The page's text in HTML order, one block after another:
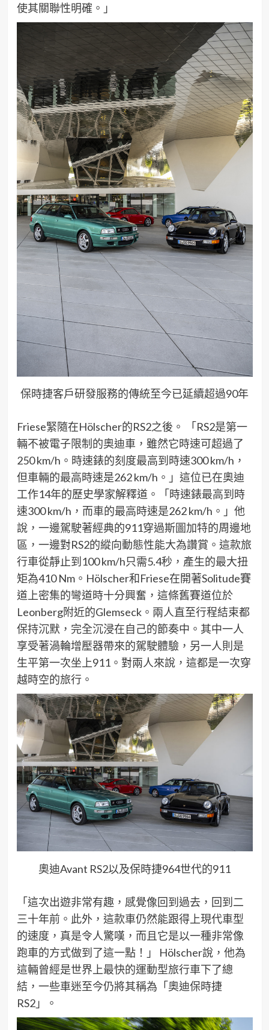
使其關聯性明確。」
保時捷客戶研發服務的傳統至今已延續超過90年
Friese緊隨在Hölscher的RS2之後。 「RS2是第一
輛不被電子限制的奧迪車，雖然它時速可超過了
250 km/h 。時速錶的刻度最高到時速300 km/h ，
但車輛的最高時速是262 km/h 。」這位已在奧迪
工作14年的歷史學家解釋道。「時速錶最高到時
速300 km/h ，而車的最高時速是262 km/h 。」他
說，一邊駕駛著經典的911穿過斯圖加特的周邊地
區，一邊對RS2的縱向動態性能大為讚賞。這款旅
行車從靜止到 100 km/h只需5.4秒，產生的最大扭
矩為410Nm。 Hölscher和Friese在開著Solitude賽
道上密集的彎道時十分興奮 ， 這條舊賽道位於
Leonberg附近的Glemseck。兩人直至行程結束都
保持沉默，完全沉浸在自己的節奏中。其中一人
享受著渦輪增壓器帶來的駕駛體驗，另一人則是
生平第一次坐上911。對兩人來說，這都是一次穿
越時空的旅行。
奧迪Avant RS2以及保時捷964世代的911
「這次出遊非常有趣，感覺像回到過去，回到二
三十年前。 此外， 這款車仍然能跟得上現代車型
的速度，真是令人驚嘆，而且它是以一種非常像
跑車的方式做到了這一點！」
Hölscher說，他為
這輛曾經是世界上最快的運動型旅行車下了總
結，一些車迷至今仍將其稱為「奧迪保時捷
RS2」。